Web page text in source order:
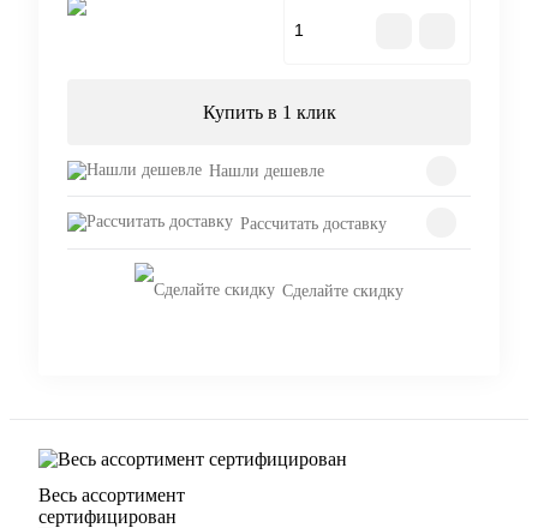
Купить в 1 клик
Нашли дешевле
Рассчитать доставку
Сделайте скидку
Весь ассортимент
сертифицирован